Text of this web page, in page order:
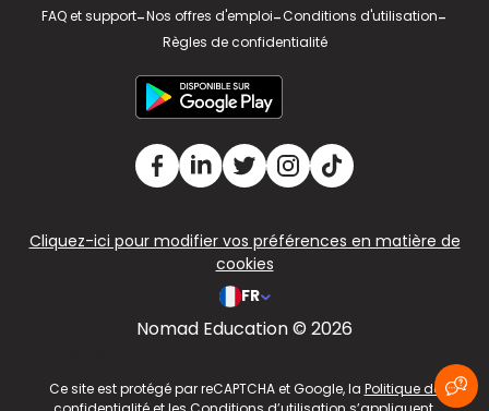
FAQ et support-Nos offres d'emploi-Conditions d'utilisation-
Règles de confidentialité
Cliquez-ici pour modifier vos préférences en matière de
cookies
FR
Nomad Education © 2026
Ce site est protégé par reCAPTCHA et Google, la Politique de